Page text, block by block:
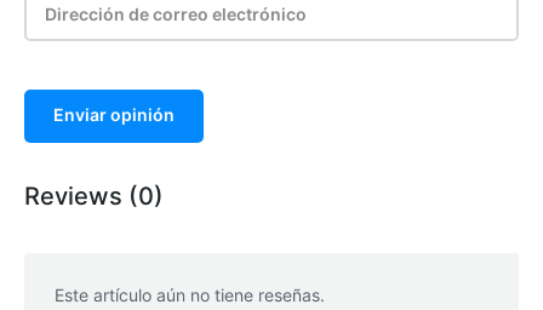
Enviar opinión
Reviews (0)
Este artículo aún no tiene reseñas.